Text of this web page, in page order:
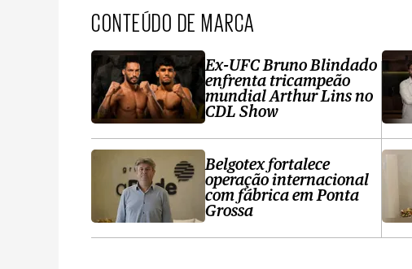
CONTEÚDO DE MARCA
Ex-UFC Bruno Blindado
enfrenta tricampeão
mundial Arthur Lins no
CDL Show
Belgotex fortalece
operação internacional
com fábrica em Ponta
Grossa